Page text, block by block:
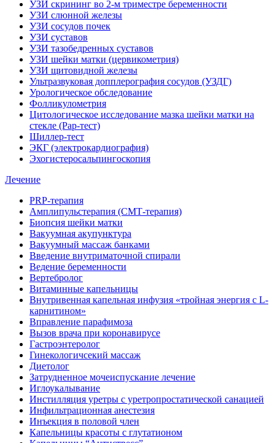
УЗИ скрининг во 2-м триместре беременности
УЗИ слюнной железы
УЗИ сосудов почек
УЗИ суставов
УЗИ тазобедренных суставов
УЗИ шейки матки (цервикометрия)
УЗИ щитовидной железы
Ультразвуковая допплерография сосудов (УЗДГ)
Урологическое обследование
Фолликулометрия
Цитологическое исследование мазка шейки матки на
стекле (Рар-тест)
Шиллер-тест
ЭКГ (электрокардиография)
Эхогистеросальпингоскопия
Лечение
PRP-терапия
Амплипульстерапия (СМТ-терапия)
Биопсия шейки матки
Вакуумная акупунктура
Вакуумный массаж банками
Введение внутриматочной спирали
Ведение беременности
Вертебролог
Витаминные капельницы
Внутривенная капельная инфузия «тройная энергия с L-
карнитином»
Вправление парафимоза
Вызов врача при коронавирусе
Гастроэнтеролог
Гинекологичсекий массаж
Диетолог
Затрудненное мочеиспускание лечение
Иглоукалывание
Инстилляция уретры с уретропростатической санацией
Инфильтрационная анестезия
Инъекция в половой член
Капельницы красоты с глутатионом